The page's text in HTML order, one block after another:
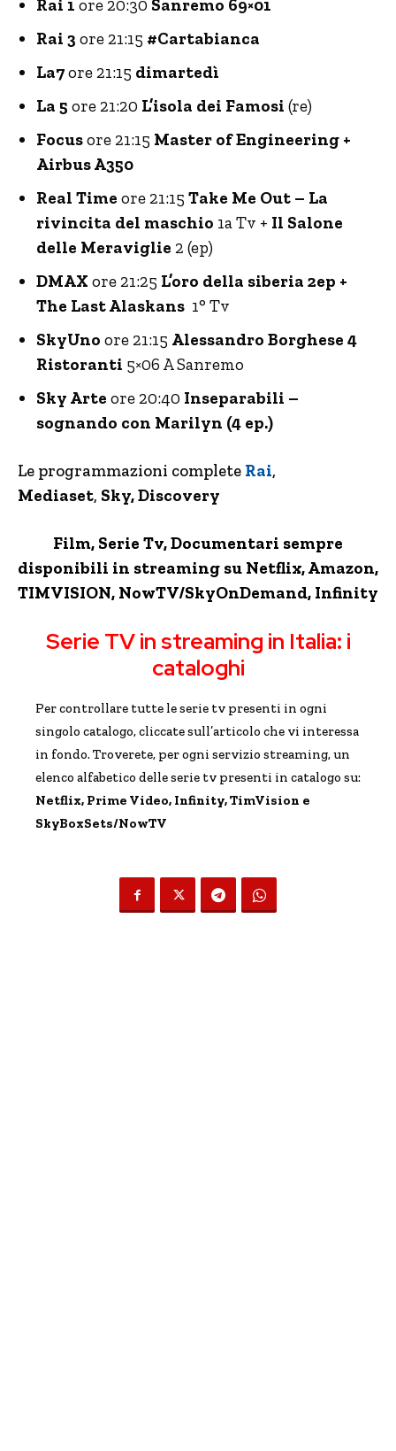
Rai 1 ore 20:30 Sanremo 69×01
Rai 3 ore 21:15 #Cartabianca
La7ore 21:15 dimartedì
La 5 ore 21:20 L’isola dei Famosi (re)
Focusore 21:15 Master of Engineering +
Airbus A350
Real Time ore 21:15 Take Me Out – La
rivincita del maschio 1a Tv + Il Salone
delle Meraviglie 2 (ep)
DMAX ore 21:25 L’oro della siberia 2ep +
The Last Alaskans 1° Tv
SkyUno ore 21:15 Alessandro Borghese 4
Ristoranti 5×06 A Sanremo
Sky Arte ore 20:40 Inseparabili –
sognando con Marilyn (4 ep.)
Le programmazioni complete Rai,
Mediaset, Sky, Discovery
Film, Serie Tv, Documentari sempre
disponibili in streaming su Netflix,Amazon,
TIMVISION, NowTV/SkyOnDemand, Infinity
Serie TV in streaming in Italia: i
cataloghi
Per controllare tutte le serie tv presenti in ogni
singolo catalogo, cliccate sull’articolo che vi interessa
in fondo. Troverete, per ogni servizio streaming, un
elenco alfabetico delle serie tv presenti in catalogo su:
Netflix, Prime Video, Infinity, TimVision e
SkyBoxSets/NowTV